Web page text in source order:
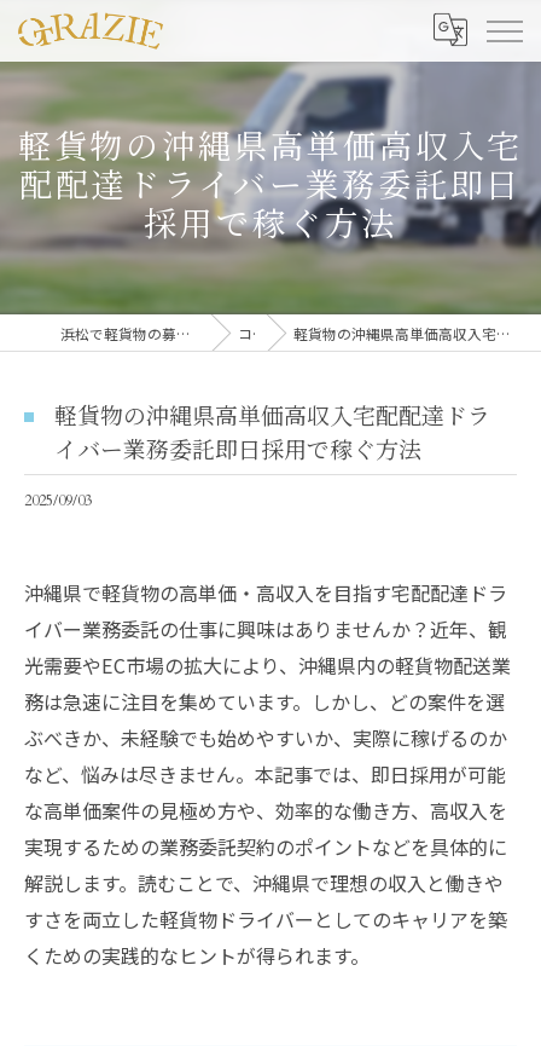
軽貨物の沖縄県高単価高収入宅
配配達ドライバー業務委託即日
採用で稼ぐ方法
浜松で軽貨物の募集なら合同会社グラッツェ運送 コラム 軽貨物の沖縄県高単価高収入宅配配達ドライバー業務委託即日採用で稼ぐ方法
軽貨物の沖縄県高単価高収入宅配配達ドラ
イバー業務委託即日採用で稼ぐ方法
2025/09/03
沖縄県で軽貨物の高単価・高収入を目指す宅配配達ドラ
イバー業務委託の仕事に興味はありませんか？近年、観
光需要やEC市場の拡大により、沖縄県内の軽貨物配送業
務は急速に注目を集めています。しかし、どの案件を選
ぶべきか、未経験でも始めやすいか、実際に稼げるのか
など、悩みは尽きません。本記事では、即日採用が可能
な高単価案件の見極め方や、効率的な働き方、高収入を
実現するための業務委託契約のポイントなどを具体的に
解説します。読むことで、沖縄県で理想の収入と働きや
すさを両立した軽貨物ドライバーとしてのキャリアを築
くための実践的なヒントが得られます。